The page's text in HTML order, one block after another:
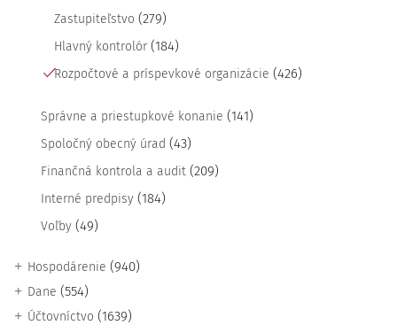
Zastupiteľstvo (279)
Hlavný kontrolór (184)
Rozpočtové a príspevkové organizácie (426)
Správne a priestupkové konanie (141)
Spoločný obecný úrad (43)
Finančná kontrola a audit (209)
Interné predpisy (184)
Voľby (49)
Hospodárenie (940)
Dane (554)
Účtovníctvo (1639)